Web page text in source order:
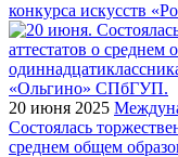
конкурса искусств
20 июня 2025
Состоялась
среднем общем